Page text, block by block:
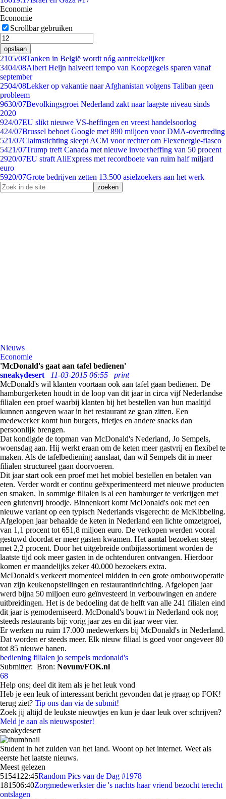
Economie
Economie
Scrollbar gebruiken
opslaan
2105/08Tanken in België wordt nóg aantrekkelijker
3404/08Albert Heijn halveert tempo van Koopzegels sparen vanaf
september
2504/08Lekker op vakantie naar Afghanistan volgens Taliban geen
probleem
9630/07Bevolkingsgroei Nederland zakt naar laagste niveau sinds
2020
924/07EU slikt nieuwe VS-heffingen en vreest handelsoorlog
424/07Brussel beboet Google met 890 miljoen voor DMA-overtreding
521/07Claimstichting sleept ACM voor rechter om Flexenergie-fiasco
5421/07Trump treft Canada met nieuwe invoerheffing van 50 procent
2920/07EU straft AliExpress met recordboete van ruim half miljard
euro
5920/07Grote bedrijven zetten 13.500 asielzoekers aan het werk
Nieuws
Economie
'McDonald's gaat aan tafel bedienen'
sneakydesert
11-03-2015 06:55
print
McDonald's wil klanten voortaan ook aan tafel gaan bedienen. De
hamburgerketen houdt in de loop van dit jaar in circa vijf Nederlandse
filialen een proef waarbij klanten bij het bestellen van hun maaltijd
kunnen aangeven waar in het restaurant ze gaan zitten. Een
medewerker komt hun burgers, frietjes en andere snacks dan
persoonlijk brengen.
Dat kondigde de topman van McDonald's Nederland, Jo Sempels,
woensdag aan. Hij werkt eraan om de keten meer gastvrij en flexibel te
maken. Als de tafelbediening aanslaat, dan wil Sempels dit in meer
filialen structureel gaan doorvoeren.
Dit jaar start ook een proef met het mobiel bestellen en betalen van
eten. Verder wordt er continu geëxperimenteerd met nieuwe producten
en smaken. In sommige filialen is al een hamburger te verkrijgen met
een glutenvrij broodje. Binnenkort komt McDonald's ook met een
nieuwe variant op een typisch Nederlands visgerecht: de McKibbeling.
Afgelopen jaar behaalde de keten in Nederland een lichte omzetgroei,
van 1,1 procent tot 651,8 miljoen euro. De verkopen werden vooral
gestuwd doordat er meer gasten kwamen. Het aantal bezoeken steeg
met 2,2 procent. Door het uitgebreide ontbijtassortiment worden de
laatste tijd ook meer gasten in de ochtenduren ontvangen. Hierdoor
komen er maandelijks zeker 40.000 bezoekers extra.
McDonald's verkeert momenteel midden in een grote ombouwoperatie
van zijn keukenopstellingen en restaurantinrichting. Afgelopen jaar
werd bijna 50 miljoen euro geïnvesteerd in verbouwingen en andere
uitbreidingen. Het is de bedoeling dat de helft van alle 241 filialen eind
dit jaar is gemoderniseerd. McDonald's bouwt in Nederland ook nog
steeds restaurants bij: vorig jaar zes en dit jaar weer vier.
Er werken nu ruim 17.000 medewerkers bij McDonald's in Nederland.
Dat worden er steeds meer. Elk nieuw filiaal is goed voor ongeveer 80
tot 85 nieuwe banen.
bediening filialen jo sempels mcdonald's
Submitter: Bron: Novum/FOK.nl
68
Help ons; deel dit item als je het leuk vond
Heb je een leuk of interessant bericht gevonden dat je graag op FOK!
terug ziet? Tip ons dan via de submit!
Zoek jij altijd de leukste nieuwtjes en kun je daar leuk over schrijven?
Meld je aan als nieuwsposter!
sneakydesert
Student in het zuiden van het land. Woont op het internet. Weet als
eerste het laatste nieuws.
Meest gelezen
51541 22:45Random Pics van de Dag #1978
181506:40Zorgmedewerkster die 's nachts haar vriend bezocht terecht
ontslagen